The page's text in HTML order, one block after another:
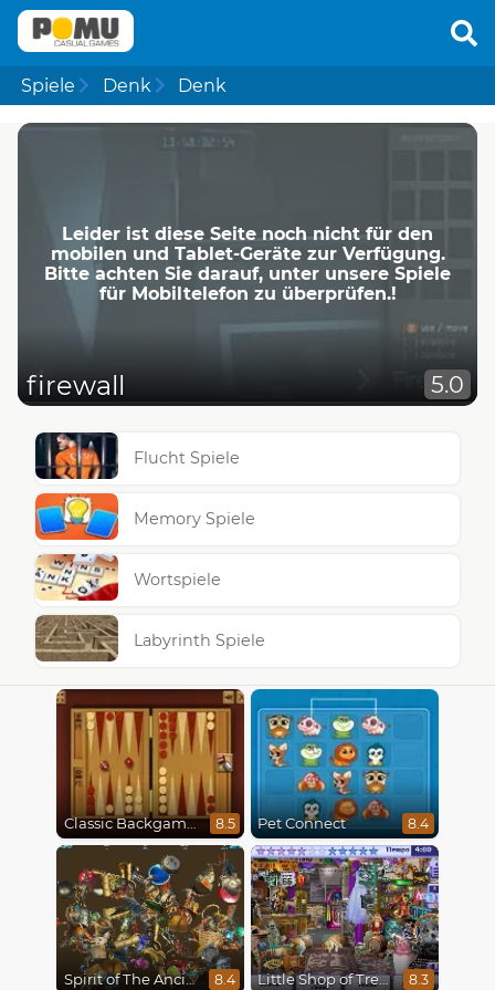
Spiele Denk Denk
Leider ist diese Seite noch nicht für den
mobilen und Tablet-Geräte zur Verfügung.
Bitte achten Sie darauf, unter unsere Spiele
für Mobiltelefon zu überprüfen.!
firewall 5.0
Flucht Spiele
Memory Spiele
Wortspiele
Labyrinth Spiele
Classic Backgammon 8.5 Pet Connect 8.4
Spirit of The Ancient Forest 8.4 Little Shop of Treasures 8.3